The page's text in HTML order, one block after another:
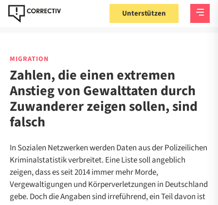
Unterstützen
MIGRATION
Zahlen, die einen extremen
Anstieg von Gewalttaten durch
Zuwanderer zeigen sollen, sind
falsch
In Sozialen Netzwerken werden Daten aus der Polizeilichen
Kriminalstatistik verbreitet. Eine Liste soll angeblich
zeigen, dass es seit 2014 immer mehr Morde,
Vergewaltigungen und Körperverletzungen in Deutschland
gebe. Doch die Angaben sind irreführend, ein Teil davon ist